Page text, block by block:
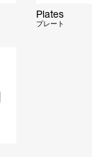
Plates
プレート